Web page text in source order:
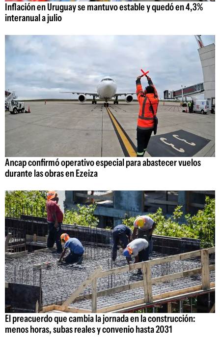
Inflación en Uruguay se mantuvo estable y quedó en 4,3%
interanual a julio
Ancap confirmó operativo especial para abastecer vuelos
durante las obras en Ezeiza
El preacuerdo que cambia la jornada en la construcción:
menos horas, subas reales y convenio hasta 2031